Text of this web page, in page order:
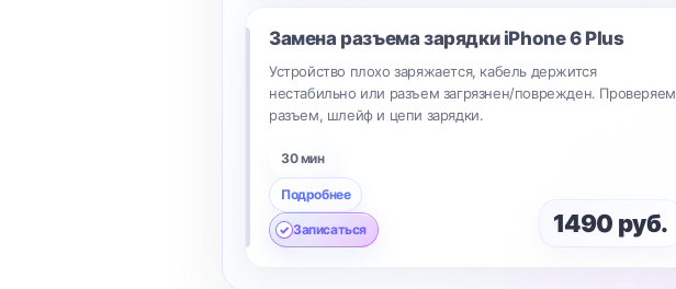
Замена разъема зарядки iPhone 6 Plus
Устройство плохо заряжается, кабель держится
нестабильно или разъем загрязнен/поврежден. Проверяем
разъем, шлейф и цепи зарядки.
30 мин
Подробнее
Записаться 1490 руб.